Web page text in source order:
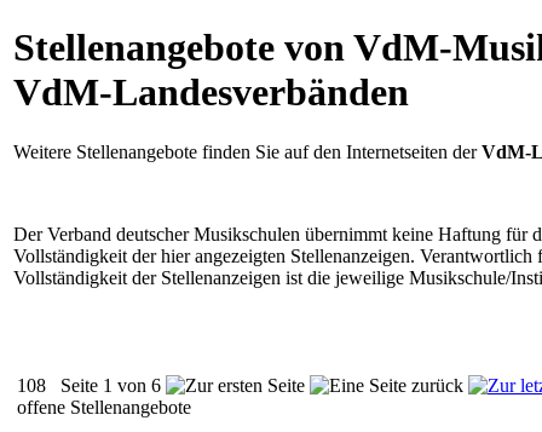
Stellenangebote von VdM-
VdM-Landesverbänden
Weitere Stellenangebote finden Sie auf den Internetseiten derVdM-
Der Verband deutscher Musikschulen übernimmt keine Haftung für
Vollständigkeit der hier angezeigten Stellenanzeigen.
Vollständigkeit der Stellenanzeigen ist die jeweilige Musikschule/
Seite 1 von 6
108
offene Stellenangebote